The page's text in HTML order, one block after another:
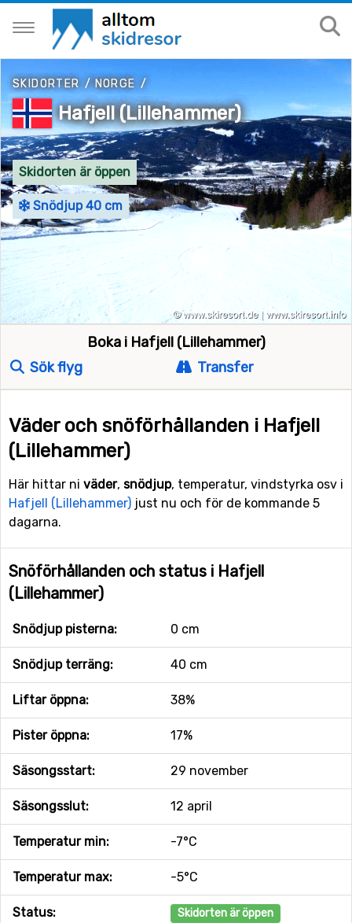
SKIDORTER/NORGE /
Hafjell (Lillehammer)
Skidorten är öppen
Snödjup 40 cm
Boka i Hafjell (Lillehammer)
Sök flyg
Transfer
Väder och snöförhållanden i Hafjell
(Lillehammer)
Här hittar ni väder, snödjup, temperatur, vindstyrka osv i
Hafjell (Lillehammer) just nu och för de kommande 5
dagarna.
Snöförhållanden och status i Hafjell
(Lillehammer)
Snödjup pisterna: 0 cm
Snödjup terräng: 40 cm
Liftar öppna: 38%
Pister öppna: 17%
Säsongsstart: 29 november
Säsongsslut: 12 april
Temperatur min: -7°C
Temperatur max: -5°C
Status: Skidorten är öppen